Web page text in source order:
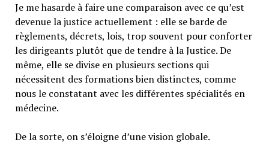
Je me hasarde à faire une comparaison avec ce qu’est
devenue la justice actuellement : elle se barde de
règlements, décrets, lois, trop souvent pour conforter
les dirigeants plutôt que de tendre à la Justice. De
même, elle se divise en plusieurs sections qui
nécessitent des formations bien distinctes, comme
nous le constatant avec les différentes spécialités en
médecine.
De la sorte, on s’éloigne d’une vision globale.